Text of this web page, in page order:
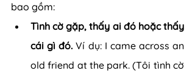
bao gồm:
Tình cờ gặp, thấy ai đó hoặc thấy
cái gì đó. Ví dụ: I came across an
old friend at the park. (Tôi tình cờ